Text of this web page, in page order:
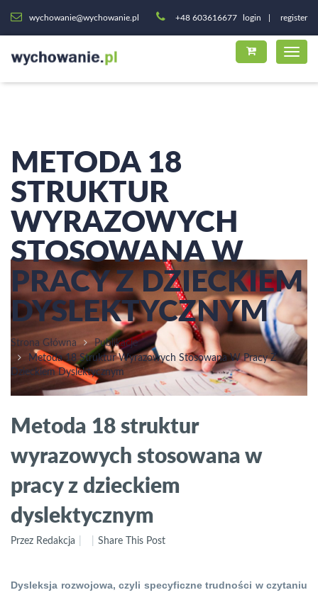
wychowanie@wychowanie.pl +48 603616677 login register
METODA 18
STRUKTUR
WYRAZOWYCH
STOSOWANA W
PRACY Z DZIECKIEM
DYSLEKTYCZNYM
Strona Główna
Publikacje
Metoda 18 Struktur Wyrazowych Stosowana W Pracy Z
Dzieckiem Dyslektycznym
Metoda 18 struktur
wyrazowych stosowana w
pracy z dzieckiem
dyslektycznym
Przez Redakcja Share This Post
Dysleksja rozwojowa, czyli specyficzne trudności w czytaniu